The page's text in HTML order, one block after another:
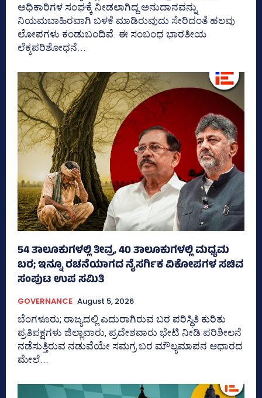
ಅಧಿಕಾರಿಗಳ ಸಂಘಕ್ಕೆ ನೀಡಲಾಗಿದ್ದ ಅನುದಾನವನ್ನು
ನಿಯಮಬಾಹಿರವಾಗಿ ಬಳಕೆ ಮಾಡಿರುವುದು ಸೇರಿದಂತೆ ಹಲವು
ಲೋಪಗಳು ಕಂಡುಬಂದಿವೆ. ಈ ಸಂಬಂಧ ಭಾರತೀಯ
ಲೆಕ್ಕಪರಿಶೋಧನೆ...
54 ತಾಲೂಕುಗಳಲ್ಲಿ ತೀವ್ರ, 40 ತಾಲೂಕುಗಳಲ್ಲಿ ಮಧ್ಯಮ
ಬರ; ಇನ್ನೂ ರಚನೆಯಾಗದ ನೈಸರ್ಗಿಕ ವಿಕೋಪಗಳ ಸಚಿವ
ಸಂಪುಟ ಉಪ ಸಮಿತಿ
GOVERNANCE August 5, 2026
ಬೆಂಗಳೂರು; ರಾಜ್ಯದಲ್ಲಿ ಎದುರಾಗಿರುವ ಬರ ಪರಿಸ್ಥಿತಿ ಕುರಿತು
ಪ್ರತಿಪಕ್ಷಗಳು ಜಿಲ್ಲಾವಾರು, ಪ್ರದೇಶವಾರು ಭೇಟಿ ನೀಡಿ ಪರಿಶೀಲನೆ
ನಡೆಸುತ್ತಿರುವ ನಡುವೆಯೇ ಸಮಗ್ರ ಬರ ಮೌಲ್ಯಮಾಪನ ಆಧಾರದ
ಮೇಲೆ...